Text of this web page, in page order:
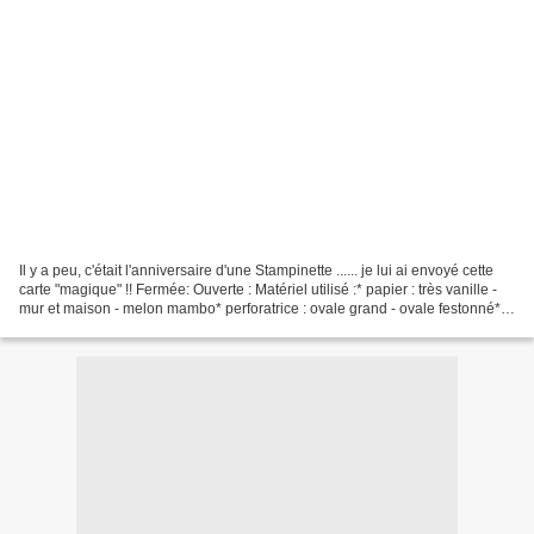
Il y a peu, c'était l'anniversaire d'une Stampinette ...... je lui ai envoyé cette
carte "magique" !! Fermée: Ouverte : Matériel utilisé :* papier : très vanille -
mur et maison - melon mambo* perforatrice : ovale grand - ovale festonné*